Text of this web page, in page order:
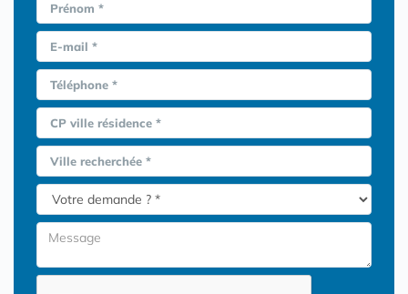
Prénom *
E-mail *
Téléphone *
CP ville résidence *
Ville recherchée *